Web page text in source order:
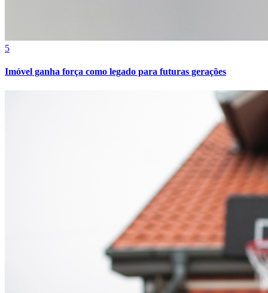
5
Imóvel ganha força como legado para futuras gerações